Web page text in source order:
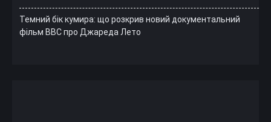
Темний бік кумира: що розкрив новий документальний
фільм ВВС про Джареда Лето